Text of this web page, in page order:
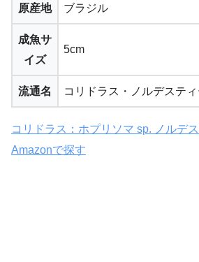
原産地 ブラジル
成魚サ
イズ
5cm
流通名 コリドラス・ノルデスティ
コリドラス：ホプリソマ sp. ノルデ
Amazonで探す